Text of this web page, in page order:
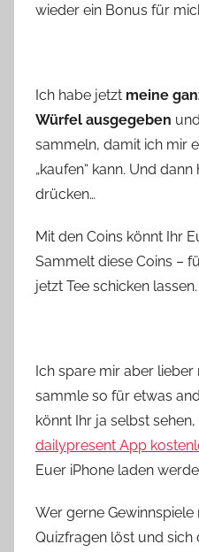
wieder ein Bonus für
Ich habe jetzt meine
Würfel ausgegeben
sammeln, damit ich mir
„kaufen“ kann. Und
drücken…
Mit den Coins könnt Ihr
Sammelt diese Coins –
jetzt Tee schicken lassen.
Ich spare mir aber lieber
sammle so für etwas
könnt Ihr ja selbst
dailypresent App
Euer iPhone laden
Wer gerne
Quizfragen löst und